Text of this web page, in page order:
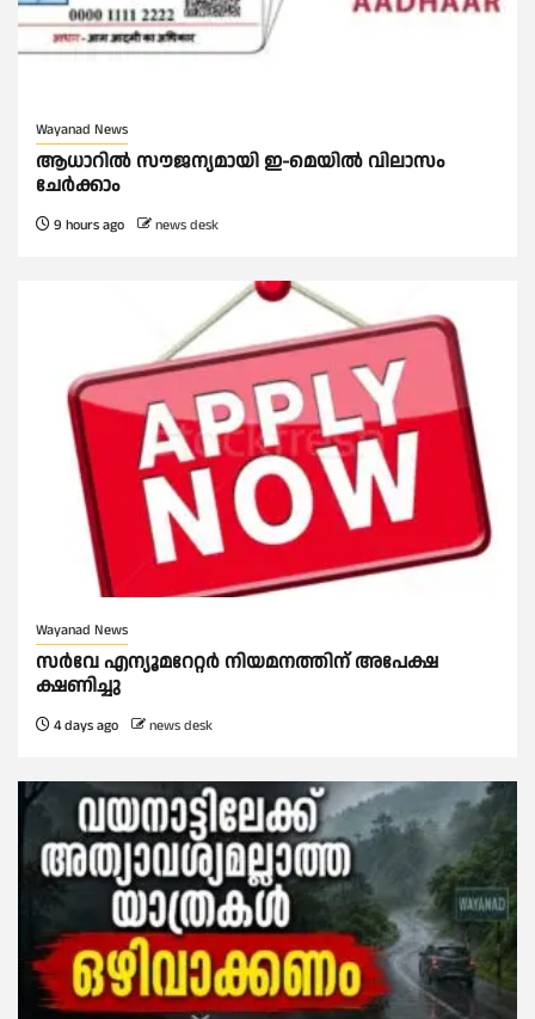
Wayanad News
ആധാറിൽ സൗജന്യമായി ഇ-മെയിൽ വിലാസം
ചേർക്കാം
9 hours ago news desk
Wayanad News
സർവേ എന്യൂമറേറ്റർ നിയമനത്തിന് അപേക്ഷ
ക്ഷണിച്ചു
4 days ago news desk